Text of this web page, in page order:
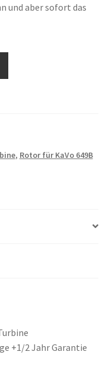
und aber sofort das
, Rotor für KaVo 649B
+1/2 Jahr Garantie